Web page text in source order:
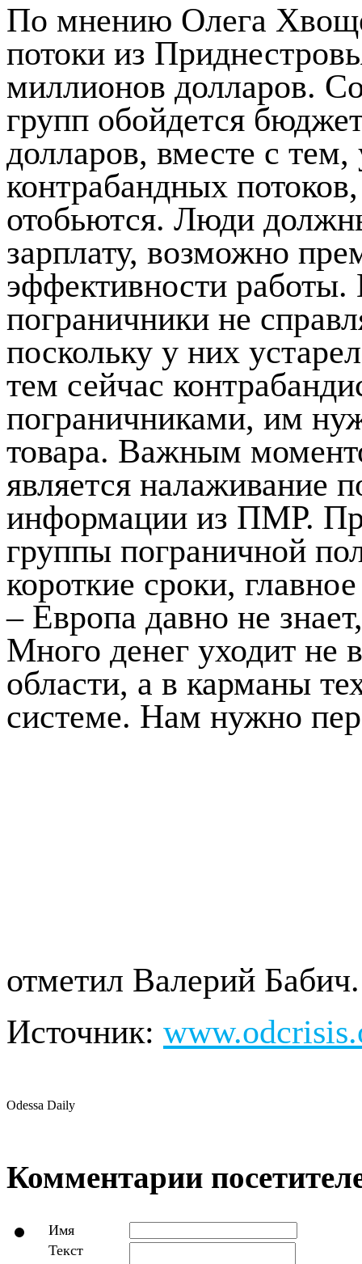
По мнению Олега
потоки из
миллионов долларов.
групп обойдется
долларов, вместе с
контрабандных
отобьются. Люди
зарплату, возможно
эффективности
пограничники не
поскольку у них
тем сейчас
пограничниками, им
товара. Важным
является налаживание
информации из ПМР.
группы пограничной
короткие сроки,
– Европа давно не
Много денег уходит не
области, а в карманы
системе. Нам нужно
отметил Валерий Бабич.
Источник:
Odessa Daily
Комментарии
Имя
Текст